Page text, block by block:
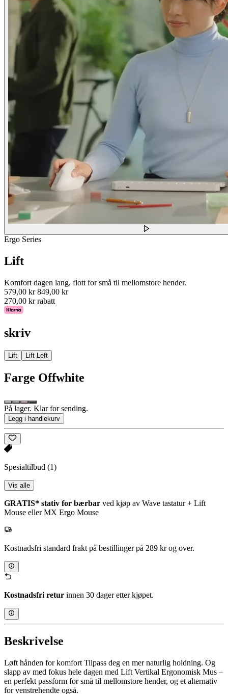
Ergo Series
Lift
Komfort dagen lang, flott for små til mellomstore hender.
579,00 kr 849,00 kr
270,00 kr rabatt
skriv
Lift Lift Left
Farge Offwhite
På lager. Klar for sending.
Legg i handlekurv
Spesialtilbud (1)
Vis alle
GRATIS* stativ for bærbar ved kjøp av Wave tastatur + Lift
Mouse eller MX Ergo Mouse
Kostnadsfri standard frakt på bestillinger på 289 kr og over.
Kostnadsfri retur innen 30 dager etter kjøpet.
Beskrivelse
Løft hånden for komfort Tilpass deg en mer naturlig holdning. Og
slapp av med fokus hele dagen med Lift Vertikal Ergonomisk Mus –
en perfekt passform for små til mellomstore hender, og et alternativ
for venstrehendte også.